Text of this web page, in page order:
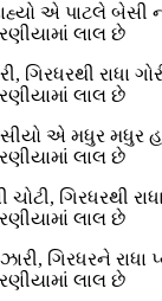
એ પાટલે બેસી
લાલ છે
ગિરધરથી રાધા
લાલ છે
એ મધુર મધુર
લાલ છે
ગિરધરથી રાધા
લાલ છે
ગિરધરને રાધા
લાલ છે